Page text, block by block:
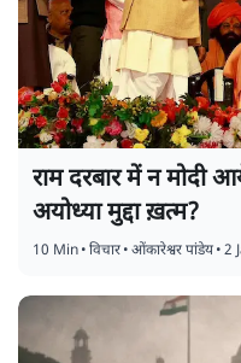
राम दरबार में न मोदी
अयोध्या मुद्दा ख़त्म?
10 Min•विचार•ओंकारेश्वर पांडेय•2